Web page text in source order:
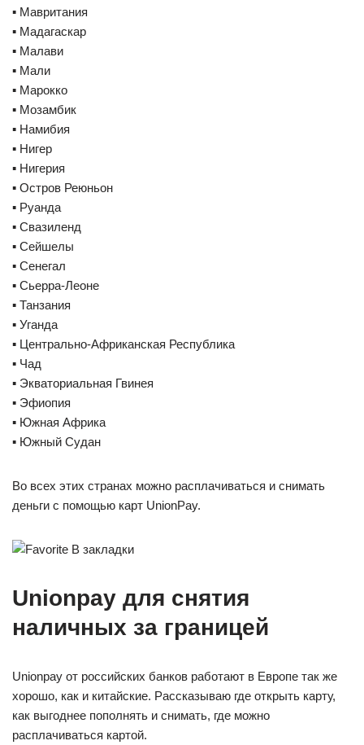
▪️ Мавритания
▪️ Мадагаскар
▪️ Малави
▪️ Мали
▪️ Марокко
▪️ Мозамбик
▪️ Намибия
▪️ Нигер
▪️ Нигерия
▪️ Остров Реюньон
▪️ Руанда
▪️ Свазиленд
▪️ Сейшелы
▪️ Сенегал
▪️ Сьерра-Леоне
▪️ Танзания
▪️ Уганда
▪️ Центрально-Африканская Республика
▪️ Чад
▪️ Экваториальная Гвинея
▪️ Эфиопия
▪️ Южная Африка
▪️ Южный Судан
Во всех этих странах можно расплачиваться и снимать
деньги с помощью карт UnionPay.
В закладки
Unionpay для снятия
наличных за границей
Unionpay от российских банков работают в Европе так же
хорошо, как и китайские. Рассказываю где открыть карту,
как выгоднее пополнять и снимать, где можно
расплачиваться картой.